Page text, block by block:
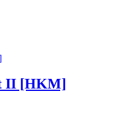
II [HKM]